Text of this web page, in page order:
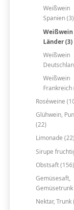
Weißwein
Spanien (3)
Weißwein
Länder (3)
Weißwein
Weißwein
Frankreich
Roséweine
Glühwein,
(22)
Limonade (22)
Sirupe
Obstsaft (156)
Gemüsesaft,
Gemüsetrunk
Nektar, Trunk